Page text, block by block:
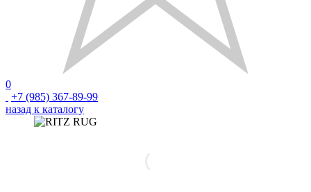
0
+7 (985) 367-89-99
назад к каталогу